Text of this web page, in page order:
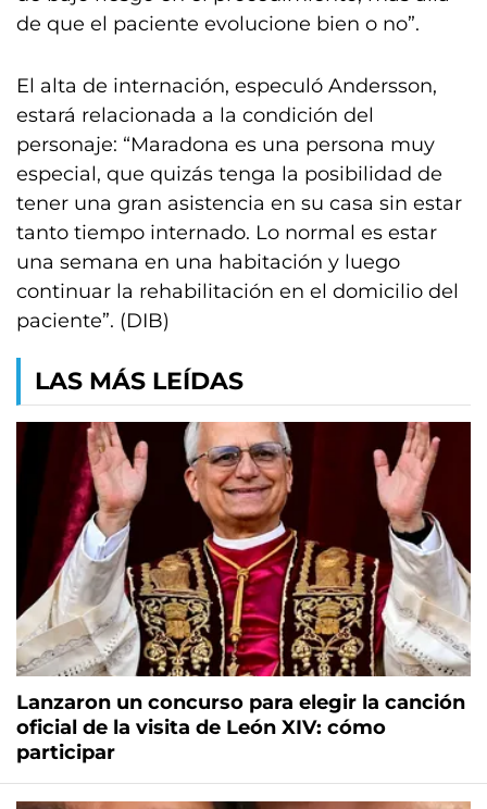
de que el paciente evolucione bien o no”.
El alta de internación, especuló Andersson,
estará relacionada a la condición del
personaje: “Maradona es una persona muy
especial, que quizás tenga la posibilidad de
tener una gran asistencia en su casa sin estar
tanto tiempo internado. Lo normal es estar
una semana en una habitación y luego
continuar la rehabilitación en el domicilio del
paciente”. (DIB)
LAS MÁS LEÍDAS
Lanzaron un concurso para elegir la canción
oficial de la visita de León XIV: cómo
participar